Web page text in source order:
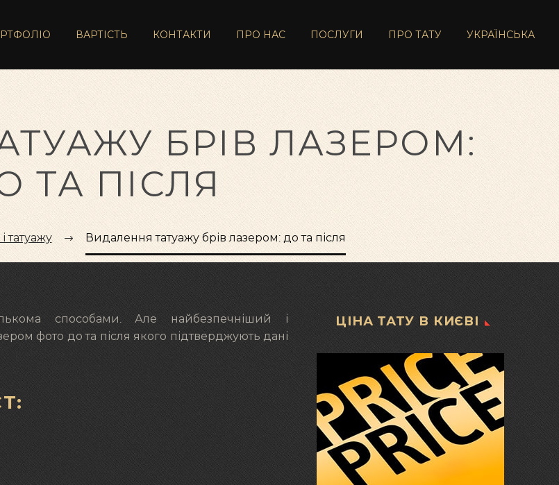
ВАРТІСТЬ КОНТАКТИ ПРО НАС ПОСЛУГИ ПРО ТАТУ УКРАЇНСЬКА
БРІВ ЛАЗЕРОМ:
ТА ПІСЛЯ
татуажу Видалення татуажу брів лазером: до та після
способами. Але найбезпечніший і
фото до та після якого підтверджують дані
ЦІНА ТАТУ В КИЄВІ